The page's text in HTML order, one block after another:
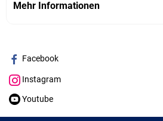
Mehr Informationen
Facebook
Instagram
Youtube